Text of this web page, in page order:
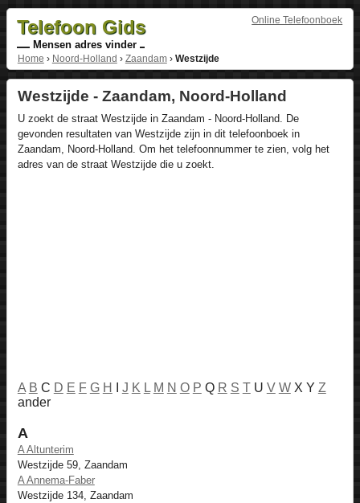
Online Telefoonboek
Telefoon Gids
Mensen adres vinder
Home › Noord-Holland › Zaandam› Westzijde
Westzijde - Zaandam, Noord-Holland
U zoekt de straat Westzijde in Zaandam - Noord-Holland. De
gevonden resultaten van Westzijde zijn in dit telefoonboek in
Zaandam, Noord-Holland. Om het telefoonnummer te zien, volg het
adres van de straat Westzijde die u zoekt.
A B C D E F G H J K L M N O P Q R S T U V WX Y Z
ander
A
A Altunterim
Westzijde 59, Zaandam
A Annema-Faber
Westzijde 134, Zaandam